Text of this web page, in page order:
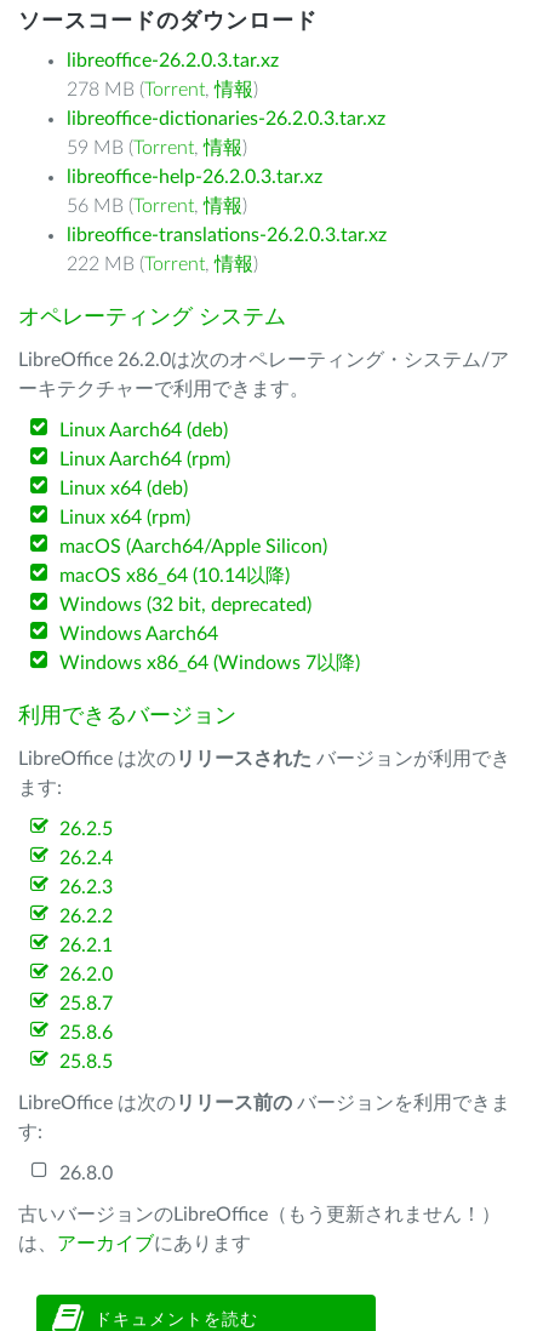
ソースコードのダウンロード
libreoffice-26.2.0.3.tar.xz
278 MB (Torrent,情報)
libreoffice-dictionaries-26.2.0.3.tar.xz
59 MB (Torrent,情報)
libreoffice-help-26.2.0.3.tar.xz
56 MB (Torrent,情報)
libreoffice-translations-26.2.0.3.tar.xz
222 MB (Torrent,情報)
オペレーティング システム
LibreOffice 26.2.0は次のオペレーティング・システム/ア
ーキテクチャーで利用できます。
Linux Aarch64 (deb)
Linux Aarch64 (rpm)
Linux x64 (deb)
Linux x64 (rpm)
macOS (Aarch64/Apple Silicon)
macOS x86_64 (10.14以降)
Windows (32 bit, deprecated)
Windows Aarch64
Windows x86_64 (Windows 7以降)
利用できるバージョン
LibreOffice は次のリリースされた バージョンが利用でき
ます:
26.2.5
26.2.4
26.2.3
26.2.2
26.2.1
26.2.0
25.8.7
25.8.6
25.8.5
LibreOffice は次のリリース前の バージョンを利用できま
す:
26.8.0
古いバージョンのLibreOffice（もう更新されません！）
は、 アーカイブにあります
ドキュメントを読む